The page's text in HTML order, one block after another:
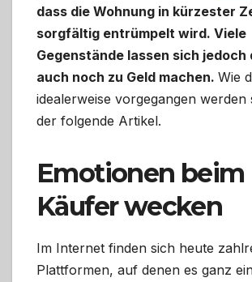
dass die Wohnung in kürzester
sorgfältig entrümpelt wird. Viele
Gegenstände lassen sich jedoch
auch noch zu Geld machen. Wie
idealerweise vorgegangen werden
der folgende Artikel.
Emotionen beim
Käufer wecken
Im Internet finden sich heute
Plattformen, auf denen es ganz